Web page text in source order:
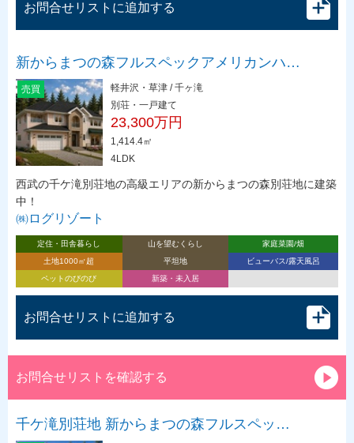
お問合せリストに追加する
新からまつの森フルスペックアメリカンハ…
売買
軽井沢・草津 / 千ヶ滝
別荘・一戸建て
23,300万円
1,414.4㎡
4LDK
西武の千ケ滝別荘地の高級エリアの新からまつの森別荘地に建築
中！
㈱ログリゾート
定住・田舎暮らし 山を望むくらし
家庭菜園/畑
土地1000㎡超
平坦地
ビューバス/露天風呂
ペットのびのび
新築・未入居
お問合せリストに追加する
お問合せリストを確認する
千ケ滝別荘地 新からまつの森フルスペッ…